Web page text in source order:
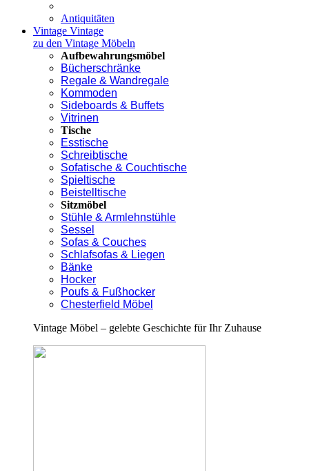
Antiquitäten
Vintage Vintage
zu den Vintage Möbeln
Aufbewahrungsmöbel
Bücherschränke
Regale & Wandregale
Kommoden
Sideboards & Buffets
Vitrinen
Tische
Esstische
Schreibtische
Sofatische & Couchtische
Spieltische
Beistelltische
Sitzmöbel
Stühle & Armlehnstühle
Sessel
Sofas & Couches
Schlafsofas & Liegen
Bänke
Hocker
Poufs & Fußhocker
Chesterfield Möbel
Vintage Möbel – gelebte Geschichte für Ihr Zuhause